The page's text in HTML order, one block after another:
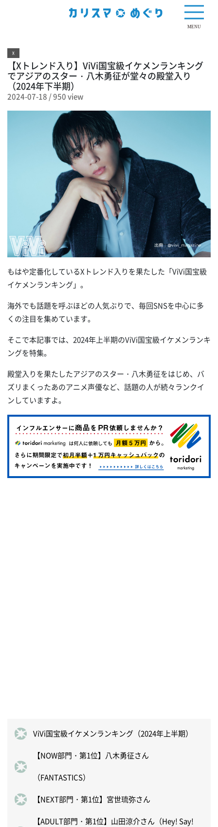
MENU
X
【Xトレンド入り】ViVi国宝級イケメンランキング
でアジアのスター・八木勇征が堂々の殿堂入り
（2024年下半期）
2024-07-18 /950 view
もはや定番化しているXトレンド入りを果たした「ViVi国宝級
イケメンランキング」。
海外でも話題を呼ぶほどの人気ぶりで、毎回SNSを中心に多
くの注目を集めています。
そこで本記事では、2024年上半期のViVi国宝級イケメンランキ
ングを特集。
殿堂入りを果たしたアジアのスター・八木勇征をはじめ、バ
ズリまくったあのアニメ声優など、話題の人が続々ランクイ
ンしていますよ。
ViVi国宝級イケメンランキング（2024年上半期）
【NOW部門・第1位】八木勇征さん
（FANTASTICS）
【NEXT部門・第1位】宮世琉弥さん
【ADULT部門・第1位】山田涼介さん（Hey! Say!